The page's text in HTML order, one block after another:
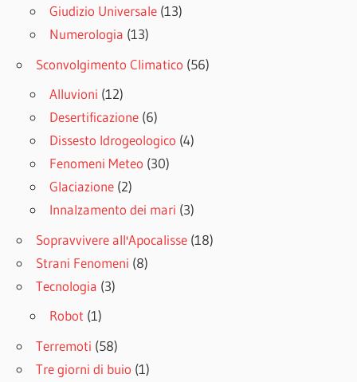
Giudizio Universale (13)
Numerologia (13)
Sconvolgimento Climatico (56)
Alluvioni (12)
Desertificazione (6)
Dissesto Idrogeologico (4)
Fenomeni Meteo (30)
Glaciazione (2)
Innalzamento dei mari (3)
Sopravvivere all'Apocalisse (18)
Strani Fenomeni (8)
Tecnologia (3)
Robot (1)
Terremoti (58)
Tre giorni di buio (1)